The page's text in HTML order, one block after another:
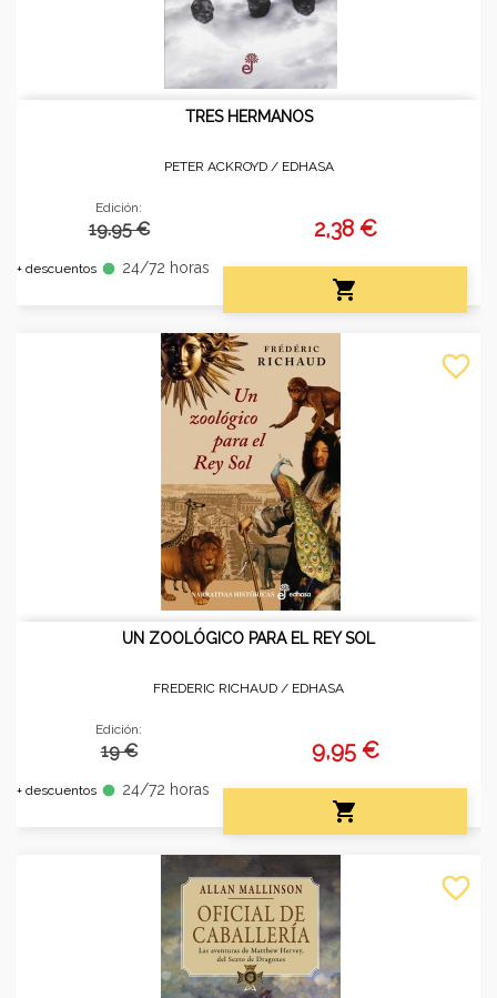
TRES HERMANOS
PETER ACKROYD / EDHASA
Edición:
19.95 €
+ descuentos fiber_manual_record 24/72 horas
2,38 €

UN ZOOLÓGICO PARA EL REY SOL
FREDERIC RICHAUD / EDHASA
Edición:
19 €
+ descuentos fiber_manual_record 24/72 horas
9,95 €

favorite_border
favorite_border